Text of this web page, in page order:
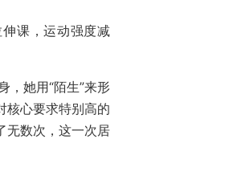
课，运动强度减
，她用“陌生”来形
核心要求特别高的
无数次，这一次居